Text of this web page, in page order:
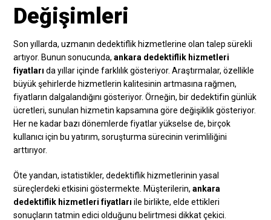
Değişimleri
Son yıllarda, uzmanın dedektiflik hizmetlerine olan talep sürekli
artıyor. Bunun sonucunda,ankara dedektiflik hizmetleri
fiyatları da yıllar içinde farklılık gösteriyor. Araştırmalar, özellikle
büyük şehirlerde hizmetlerin kalitesinin artmasına rağmen,
fiyatların dalgalandığını gösteriyor. Örneğin, bir dedektifin günlük
ücretleri, sunulan hizmetin kapsamına göre değişiklik gösteriyor.
Her ne kadar bazı dönemlerde fiyatlar yükselse de, birçok
kullanıcı için bu yatırım, soruşturma sürecinin verimliliğini
arttırıyor.
Öte yandan, istatistikler, dedektiflik hizmetlerinin yasal
süreçlerdeki etkisini göstermekte. Müşterilerin,ankara
dedektiflik hizmetleri fiyatları ile birlikte, elde ettikleri
sonuçların tatmin edici olduğunu belirtmesi dikkat çekici.